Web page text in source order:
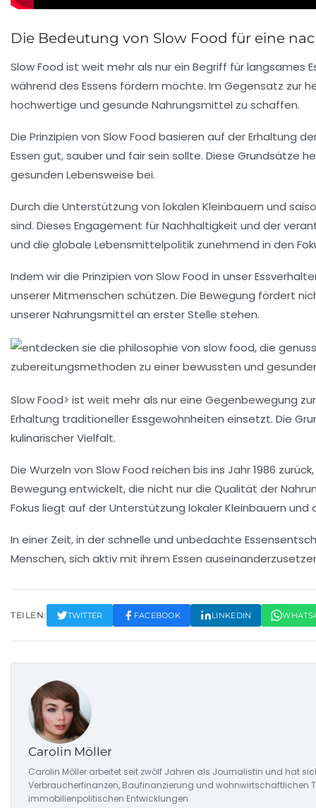
Die Bedeutung von Slow Food für eine
Slow Food ist weit mehr als nur ein Begriff für langsames
während des Essens fördern möchte. Im Gegensatz zur
hochwertige und gesunde Nahrungsmittel zu schaffen.
Die Prinzipien von Slow Food basieren auf der Erhaltung
Essen gut, sauber und fair sein sollte. Diese Grundsätze
gesunden Lebensweise bei.
Durch die Unterstützung von lokalen Kleinbauern und
sind. Dieses Engagement für Nachhaltigkeit und der
und die globale Lebensmittelpolitik zunehmend in den
Indem wir die Prinzipien von Slow Food in unser
unserer Mitmenschen schützen. Die Bewegung fördert
unserer Nahrungsmittel an erster Stelle stehen.
Slow Food> ist weit mehr als nur eine Gegenbewegung
Erhaltung traditioneller Essgewohnheiten einsetzt. Die
kulinarischer Vielfalt.
Die Wurzeln von Slow Food reichen bis ins Jahr 1986
Bewegung entwickelt, die nicht nur die Qualität der
Fokus liegt auf der Unterstützung lokaler Kleinbauern
In einer Zeit, in der schnelle und unbedachte
Menschen, sich aktiv mit ihrem Essen
TEILEN: TWITTER FACEBOOK LINKEDIN
Carolin Möller
Carolin Möller arbeitet seit zwölf Jahren als Journalistin und hat
Verbraucherfinanzen, Baufinanzierung und wohnwirtschaftlichen
immobilienpolitischen Entwicklungen.